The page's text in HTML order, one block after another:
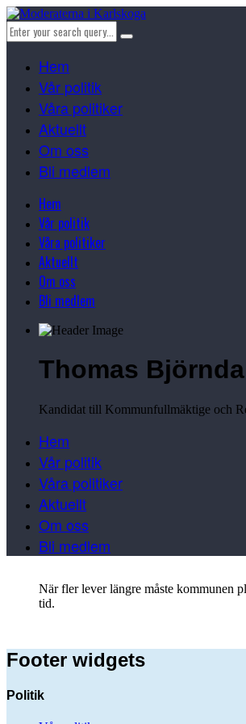
Hem
Vår politik
Våra politiker
Aktuellt
Om oss
Bli medlem
Hem
Vår politik
Våra politiker
Aktuellt
Om oss
Bli medlem
Thomas
Kandidat till Kommunfullmäktige och
Hem
Vår politik
Våra politiker
Aktuellt
Om oss
Bli medlem
När fler lever längre måste kommunen
tid.
Footer widgets
Politik